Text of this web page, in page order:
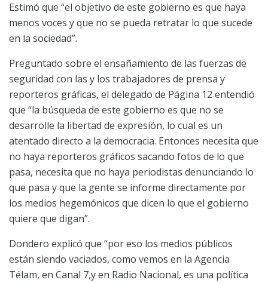
Estimó que “el objetivo de este gobierno es que haya
menos voces y que no se pueda retratar lo que sucede
en la sociedad”.
Preguntado sobre el ensañamiento de las fuerzas de
seguridad con las y los trabajadores de prensa y
reporteros gráficas, el delegado de Página 12 entendió
que “la búsqueda de este gobierno es que no se
desarrolle la libertad de expresión, lo cual es un
atentado directo a la democracia. Entonces necesita que
no haya reporteros gráficos sacando fotos de lo que
pasa, necesita que no haya periodistas denunciando lo
que pasa y que la gente se informe directamente por
los medios hegemónicos que dicen lo que el gobierno
quiere que digan”.
Dondero explicó que “por eso los medios públicos
están siendo vaciados, como vemos en la Agencia
Télam, en Canal 7,y en Radio Nacional, es una política